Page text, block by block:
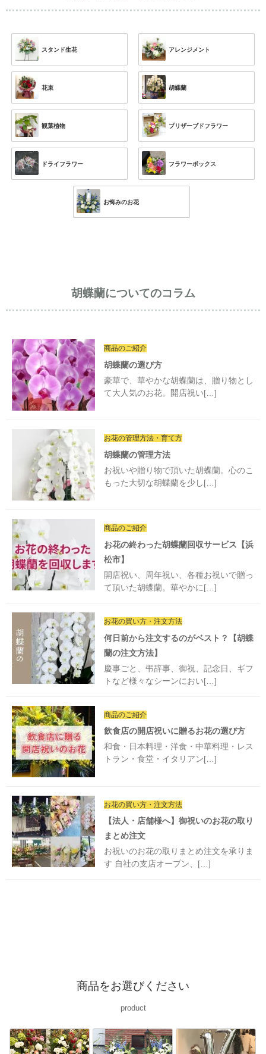
スタンド生花 アレンジメント
花束 胡蝶蘭
観葉植物 プリザーブドフラワー
ドライフラワー フラワーボックス
お悔みのお花
胡蝶蘭についてのコラム
商品のご紹介
胡蝶蘭の選び方
豪華で、華やかな胡蝶蘭は、贈り物とし
て大人気のお花。開店祝い[…]
お花の管理方法・育て方
胡蝶蘭の管理方法
お祝いや贈り物で頂いた胡蝶蘭。心のこ
もった大切な胡蝶蘭を少し[…]
商品のご紹介
お花の終わった胡蝶蘭回収サービス【浜
松市】
開店祝い、周年祝い、各種お祝いで贈っ
て頂いた胡蝶蘭。華やかに[…]
お花の買い方・注文方法
何日前から注文するのがベスト？【胡蝶
蘭の注文方法】
慶事ごと、弔辞事、御祝、記念日、ギフ
トなど様々なシーンにおい[…]
商品のご紹介
飲食店の開店祝いに贈るお花の選び方
和食・日本料理・洋食・中華料理・レス
トラン・食堂・イタリアン[…]
お花の買い方・注文方法
【法人・店舗様へ】御祝いのお花の取り
まとめ注文
お祝いのお花の取りまとめ注文を承りま
す 自社の支店オープン、[…]
商品をお選びください
product